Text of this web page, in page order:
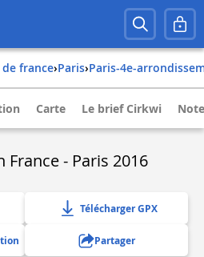
de france› paris› paris-4e-
Carte Le brief Cirkwi
France - Paris 2016
Télécharger GPX
Partager